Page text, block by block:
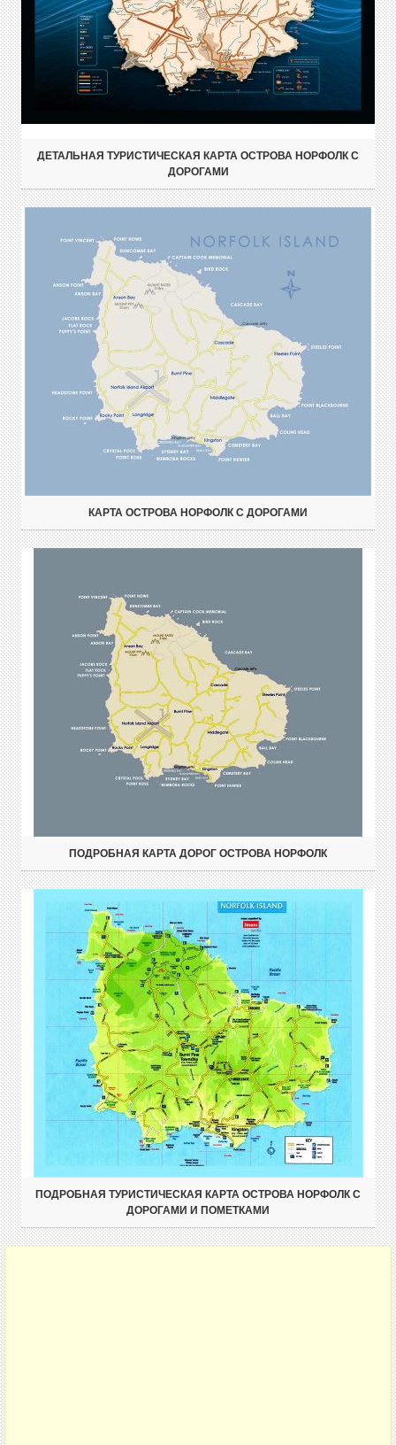
ДЕТАЛЬНАЯ ТУРИСТИЧЕСКАЯ КАРТА ОСТРОВА НОРФОЛК С
ДОРОГАМИ
КАРТА ОСТРОВА НОРФОЛК С ДОРОГАМИ
ПОДРОБНАЯ КАРТА ДОРОГ ОСТРОВА НОРФОЛК
ПОДРОБНАЯ ТУРИСТИЧЕСКАЯ КАРТА ОСТРОВА НОРФОЛК С
ДОРОГАМИ И ПОМЕТКАМИ